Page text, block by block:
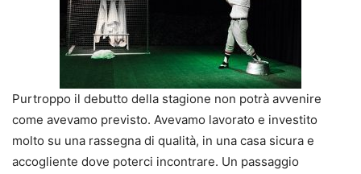
Purtroppo il debutto della stagione non potrà avvenire
come avevamo previsto. Avevamo lavorato e investito
molto su una rassegna di qualità, in una casa sicura e
accogliente dove poterci incontrare. Un passaggio